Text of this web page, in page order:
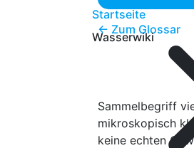
Startseite
Wasserwiki
← Zum Glossar
Sammelbegriff
mikroskopisch
keine echten